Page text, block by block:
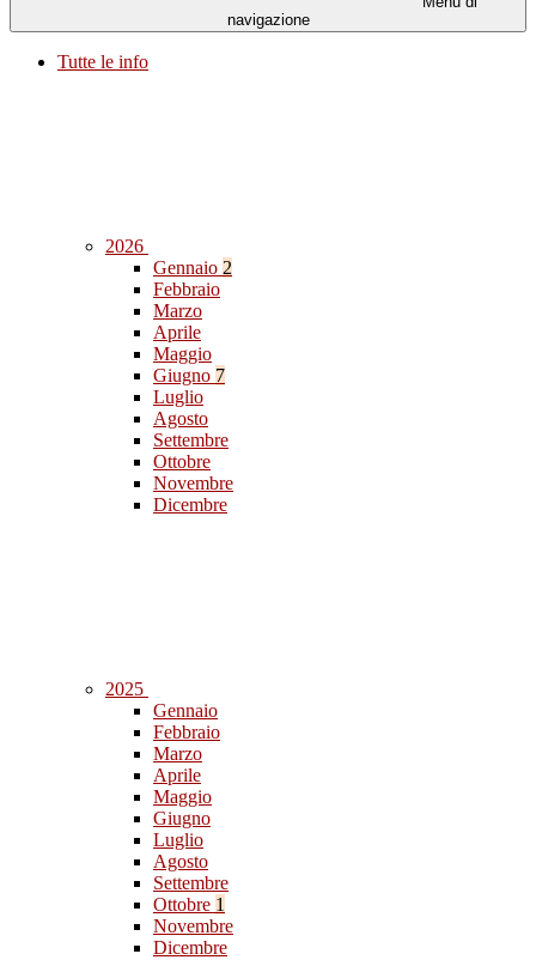
navigazione
Tutte le info
2026
Gennaio 2
Febbraio
Marzo
Aprile
Maggio
Giugno 7
Luglio
Agosto
Settembre
Ottobre
Novembre
Dicembre
2025
Gennaio
Febbraio
Marzo
Aprile
Maggio
Giugno
Luglio
Agosto
Settembre
Ottobre 1
Novembre
Dicembre